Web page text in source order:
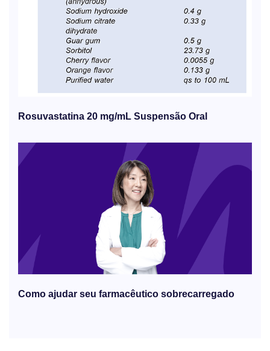
Rosuvastatina 20 mg/mL Suspensão Oral
Como ajudar seu farmacêutico sobrecarregado